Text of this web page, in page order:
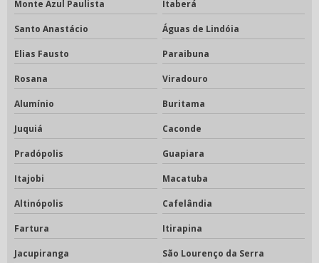
Monte Azul Paulista Itaberá
Santo Anastácio Águas de Lindóia
Elias Fausto Paraibuna
Rosana Viradouro
Alumínio Buritama
Juquiá Caconde
Pradópolis Guapiara
Itajobi Macatuba
Altinópolis Cafelândia
Fartura Itirapina
Jacupiranga São Lourenço da Serra